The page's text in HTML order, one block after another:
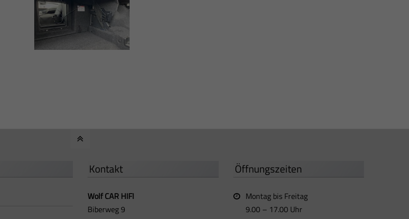
Kontakt
Wolf CAR HIFI
Biberweg 9
Öffnungszeiten
Montag bis Freitag
9.00 – 17.00 Uhr